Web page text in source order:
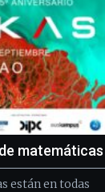
matemáticas
están en todas